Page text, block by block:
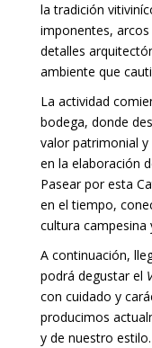
la tradición
imponentes,
detalles
ambiente que
La actividad
bodega, donde
valor patrimonial
en la elaboración
Pasear por esta
en el tiempo,
cultura campesina
A continuación,
podrá degustar el
con cuidado y
producimos
y de nuestro